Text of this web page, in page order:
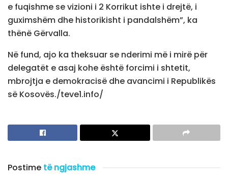
e fuqishme se vizioni i 2 Korrikut ishte i drejtë, i
guximshëm dhe historikisht i pandalshëm”, ka
thënë Gërvalla.
Në fund, ajo ka theksuar se nderimi më i mirë për
delegatët e asaj kohe është forcimi i shtetit,
mbrojtja e demokracisë dhe avancimi i Republikës
së Kosovës./teve1.info/
Postime të ngjashme